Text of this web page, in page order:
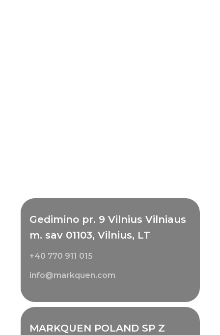
Gedimino pr. 9 Vilnius Vilniaus
m. sav 01103, Vilnius, LT
+40 770 911 015
info@markquen.com
MARKQUEN POLAND SP Z